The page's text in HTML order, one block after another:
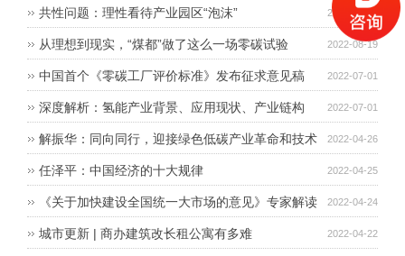
2022-08-26
共性问题：理性看待产业园区“泡沫”
2022-08-19
从理想到现实，“煤都”做了这么一场零碳试验
2022-07-01
中国首个《零碳工厂评价标准》发布征求意见稿
2022-07-01
深度解析：氢能产业背景、应用现状、产业链构
建、发展挑战及展望！ 2022-04-26
解振华：同向同行，迎接绿色低碳产业革命和技术
变革 2022-04-25
任泽平：中国经济的十大规律
2022-04-24
《关于加快建设全国统一大市场的意见》专家解读
之四 | 加快建设全国统一大市场的行动纲领 2022-04-22
城市更新 | 商办建筑改长租公寓有多难